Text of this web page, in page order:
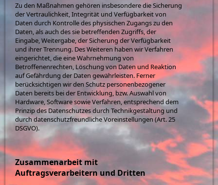
Zu den Maßnahmen gehören insbesondere die Sicherung
der Vertraulichkeit, Integrität und Verfügbarkeit von
Daten durch Kontrolle des physischen Zugangs zu den
Daten, als auch des sie betreffenden Zugriffs, der
Eingabe, Weitergabe, der Sicherung der Verfügbarkeit
und ihrer Trennung. Des Weiteren haben wir Verfahren
eingerichtet, die eine Wahrnehmung von
Betroffenenrechten, Löschung von Daten und Reaktion
auf Gefährdung der Daten gewährleisten. Ferner
berücksichtigen wir den Schutz personenbezogener
Daten bereits bei der Entwicklung, bzw. Auswahl von
Hardware, Software sowie Verfahren, entsprechend dem
Prinzip des Datenschutzes durch Technikgestaltung und
durch datenschutzfreundliche Voreinstellungen (Art. 25
DSGVO).
Zusammenarbeit mit
Auftragsverarbeitern und Dritten